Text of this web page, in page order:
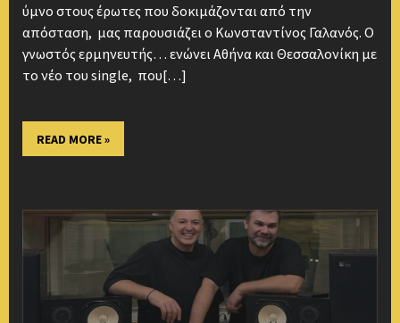
ύμνο στους έρωτες που δοκιμάζονται από την
απόσταση, μας παρουσιάζει ο Κωνσταντίνος Γαλανός. Ο
γνωστός ερμηνευτής… ενώνει Αθήνα και Θεσσαλονίκη με
το νέο του single, που[…]
READ MORE »